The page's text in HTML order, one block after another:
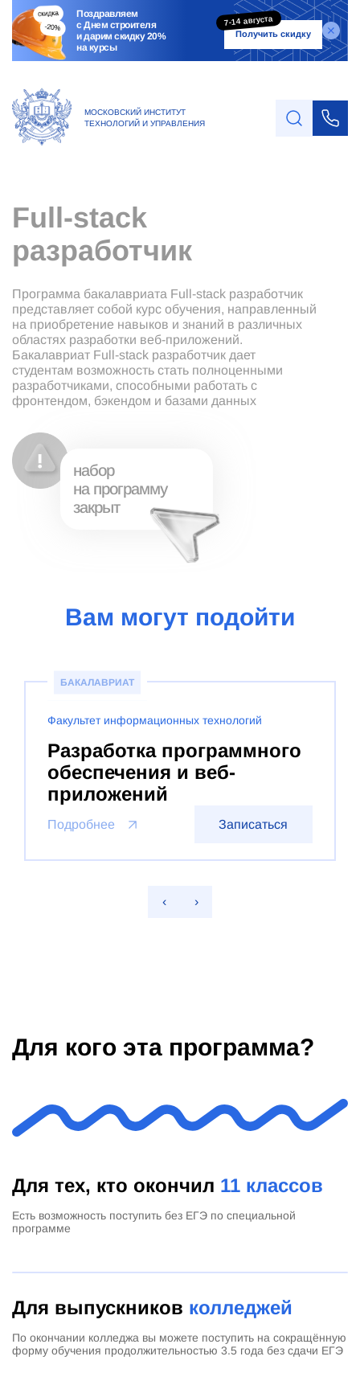
Поздравляем
с Днем строителя
и дарим скидку 20%
на курсы
7-14 августа
Получить скидку
МОСКОВСКИЙ ИНСТИТУТ
ТЕХНОЛОГИЙ И УПРАВЛЕНИЯ
Full-stack
разработчик
Программа бакалавриата Full-stack разработчик
представляет собой курс обучения, направленный
на приобретение навыков и знаний в различных
областях разработки веб-приложений.
Бакалавриат Full-stack разработчик дает
студентам возможность стать полноценными
разработчиками, способными работать с
фронтендом, бэкендом и базами данных
набор
на программу
закрыт
Вам могут подойти
БАКАЛАВРИАТ
Факультет информационных технологий
Разработка программного
обеспечения и веб-
приложений
Подробнее Записаться
‹ ›
Для кого эта программа?
Для тех, кто окончил 11 классов
Есть возможность поступить без ЕГЭ по специальной
программе
Для выпускников колледжей
По окончании колледжа вы можете поступить на сокращённую
форму обучения продолжительностью 3.5 года без сдачи ЕГЭ